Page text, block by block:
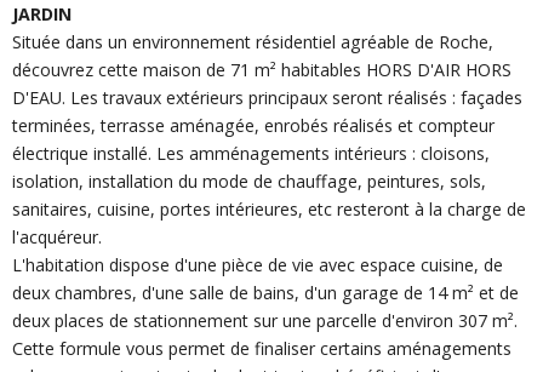
JARDIN
Située dans un environnement résidentiel agréable de Roche,
découvrez cette maison de 71 m² habitables HORS D'AIR HORS
D'EAU. Les travaux extérieurs principaux seront réalisés : façades
terminées, terrasse aménagée, enrobés réalisés et compteur
électrique installé. Les amménagements intérieurs : cloisons,
isolation, installation du mode de chauffage, peintures, sols,
sanitaires, cuisine, portes intérieures, etc resteront à la charge de
l'acquéreur.
L'habitation dispose d'une pièce de vie avec espace cuisine, de
deux chambres, d'une salle de bains, d'un garage de 14 m² et de
deux places de stationnement sur une parcelle d'environ 307 m².
Cette formule vous permet de finaliser certains aménagements